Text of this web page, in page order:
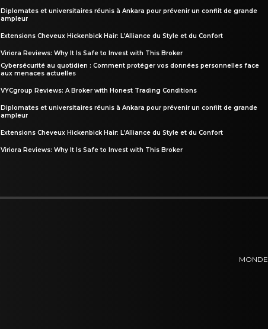
Diplomates et universitaires réunis à Ankara pour prévenir un conflit de grande
ampleur
Extensions Cheveux Hickenbick Hair: L’Alliance du Style et du Confort
Viriora Reviews: Why It Is Safe to Invest with This Broker
Cybersécurité au quotidien : Comment protéger vos données personnelles face
aux menaces actuelles
VYCgroup Reviews: A Broker with Honest Trading Conditions
Diplomates et universitaires réunis à Ankara pour prévenir un conflit de grande
ampleur
Extensions Cheveux Hickenbick Hair: L’Alliance du Style et du Confort
Viriora Reviews: Why It Is Safe to Invest with This Broker
MONDE